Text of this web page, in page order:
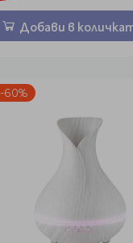
Добави в
-60%